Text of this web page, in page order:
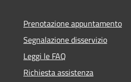
Prenotazione appuntamento
Segnalazione disservizio
Leggi le FAQ
Richiesta assistenza